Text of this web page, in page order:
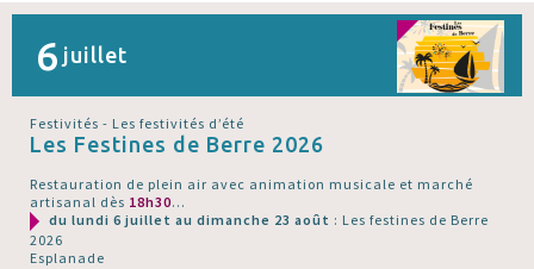
6 juillet
Festivités - Les festivités d’été
Les Festines de Berre 2026
Restauration de plein air avec animation musicale et marché
artisanal dès 18h30...
du lundi 6 juillet au dimanche 23 août : Les festines de Berre
2026
Esplanade